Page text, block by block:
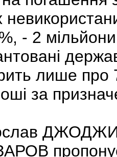
- 2
лише про
за